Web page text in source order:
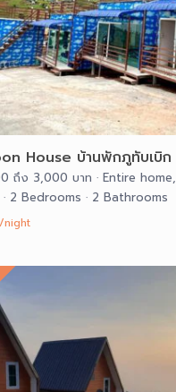
House บ้านพักภูทับเบิก
ถึง 3,000 บาท · Entire home,
· 2 Bedrooms · 2 Bathrooms